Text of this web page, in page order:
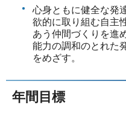
心身ともに健全な発
欲的に取り組む自主
あう仲間づくりを進
能力の調和のとれた
をめざす。
年間目標